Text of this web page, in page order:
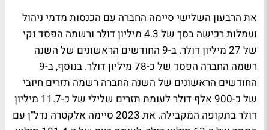
את הרבעון השלישי סיימה החברה עם הכנסות מדמי ניהול
ועמלות רכישה בסך של 4.3 מיליון דולר ורשמה הפסד נקי
של 27 מיליון דולר. ב-9 החודשים הראשונים של השנה
רשמה החברה הפסד של כ-78 מיליון דולר. בנוסף, ב-9
החודשים הראשונים של השנה החברה רשמה תזרים חיובי
של כ-900 אלף דולר לעומת תזרים שלילי של כ-11.7 מיליון
דולר בתקופה המקבילה. את 2023 סיימה אלקטרה נדל"ן עם